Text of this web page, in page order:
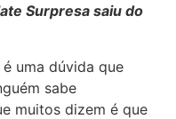
Surpresa saiu do
uma dúvida que
sabe
muitos dizem é que